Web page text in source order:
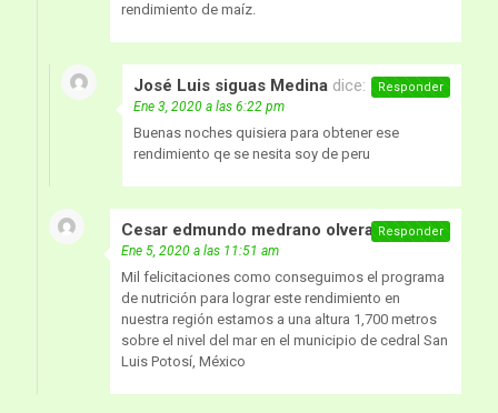
rendimiento de maíz.
José Luis siguas Medina dice:
Ene 3, 2020 a las 6:22 pm
Buenas noches quisiera para obtener ese
rendimiento qe se nesita soy de peru
Responder
Cesar edmundo medrano olvera dice:
Ene 5, 2020 a las 11:51 am
Mil felicitaciones como conseguimos el programa
de nutrición para lograr este rendimiento en
nuestra región estamos a una altura 1,700 metros
sobre el nivel del mar en el municipio de cedral San
Luis Potosí, México
Responder